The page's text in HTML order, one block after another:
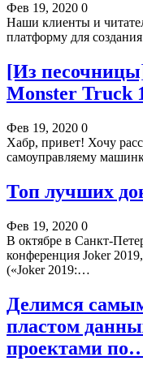
Фев 19, 2020 0
Наши клиенты и
платформу для
[Из
Monster Truck
Фев 19, 2020 0
Хабр, привет! Хочу
самоуправляему
Топ лучших
Фев 19, 2020 0
В октябре в Санкт-
конференция Joker
(«Joker 2019:…
Делимся
пластом
проектами